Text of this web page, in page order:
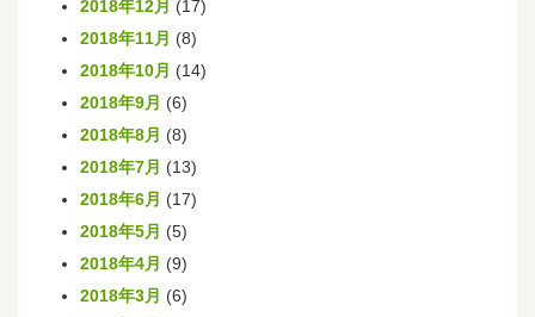
2018年12月 (17)
2018年11月 (8)
2018年10月 (14)
2018年9月 (6)
2018年8月 (8)
2018年7月 (13)
2018年6月 (17)
2018年5月 (5)
2018年4月 (9)
2018年3月 (6)